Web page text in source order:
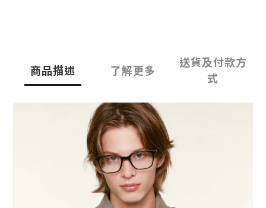
商品描述 了解更多
送貨及付款方
式